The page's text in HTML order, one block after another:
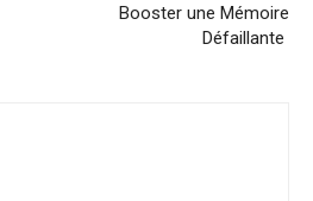
Booster une Mémoire
Défaillante